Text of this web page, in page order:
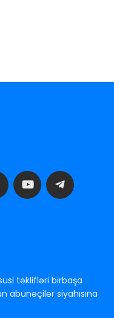
təklifləri birbaşa
siyahısına